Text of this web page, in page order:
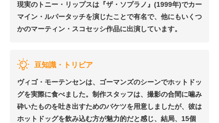
現実のトニー・リップスは『ザ・ソプラノ』(1999年)でカー
マイン・ルパータッチを演じたことで有名で、他にもいくつ
かのマーティン・スコセッシ作品に出演しています。
豆知識・トリビア
ヴィゴ・モーテンセンは、ゴーマンズのシーンでホットドッ
グを実際に食べました。制作スタッフは、撮影の合間に噛み
砕いたものを吐き出すためのバケツを用意しましたが、彼は
ホットドッグを飲み込む方が魅力的だと感じ、結局、15個